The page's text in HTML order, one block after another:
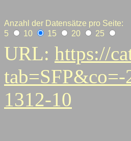
Anzahl der Datensätze pro Seite:
5
10 15 20 25
URL: https://
1312-10